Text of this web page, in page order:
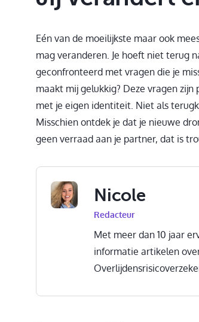
Eén van de moeilijkste maar ook
mag veranderen. Je hoeft niet terug
geconfronteerd met vragen die je
maakt mij gelukkig? Deze vragen
met je eigen identiteit. Niet als
Misschien ontdek je dat je nieuwe
geen verraad aan je partner, dat is
Nicole
Redacteur
Met meer dan 10 jaar
informatie artikelen